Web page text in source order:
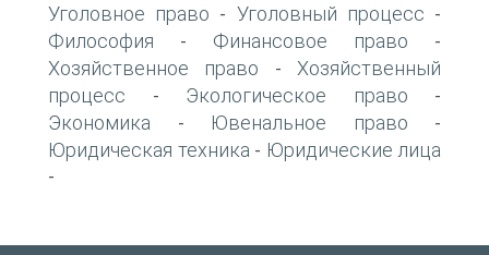
Уголовное право - Уголовный процесс -
Философия - Финансовое право -
Хозяйственное право - Хозяйственный
процесс - Экологическое право -
Экономика - Ювенальное право -
Юридическая техника - Юридические лица
-